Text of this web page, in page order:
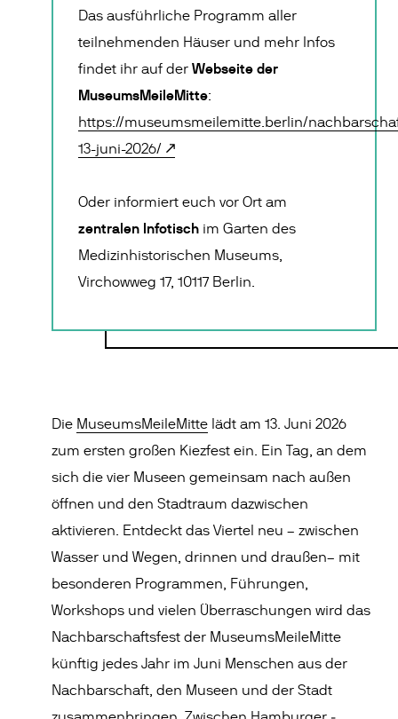
Das ausführliche Programm aller
teilnehmenden Häuser und mehr Infos
findet ihr auf der Webseite der
MuseumsMeileMitte:
https://museumsmeilemitte.berlin/
13-juni-2026/
Oder informiert euch vor Ort am
zentralen Infotisch im Garten des
Medizinhistorischen Museums,
Virchowweg 17, 10117 Berlin.
Die MuseumsMeileMitte lädt am 13. Juni 2026
zum ersten großen Kiezfest ein. Ein Tag, an dem
sich die vier Museen gemeinsam nach außen
öffnen und den Stadtraum dazwischen
aktivieren. Entdeckt das Viertel neu – zwischen
Wasser und Wegen, drinnen und draußen– mit
besonderen Programmen, Führungen,
Workshops und vielen Überraschungen wird das
Nachbarschaftsfest der MuseumsMeileMitte
künftig jedes Jahr im Juni Menschen aus der
Nachbarschaft, den Museen und der Stadt